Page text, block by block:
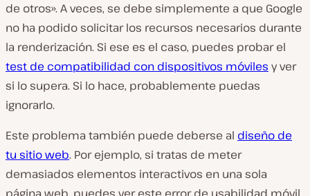
de otros». A veces, se debe simplemente a que Google
no ha podido solicitar los recursos necesarios durante
la renderización. Si ese es el caso, puedes probar el
test de compatibilidad con dispositivos móviles y ver
si lo supera. Si lo hace, probablemente puedas
ignorarlo.
Este problema también puede deberse al diseño de
tu sitio web. Por ejemplo, si tratas de meter
demasiados elementos interactivos en una sola